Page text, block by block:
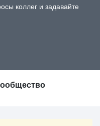
коллег и задавайте